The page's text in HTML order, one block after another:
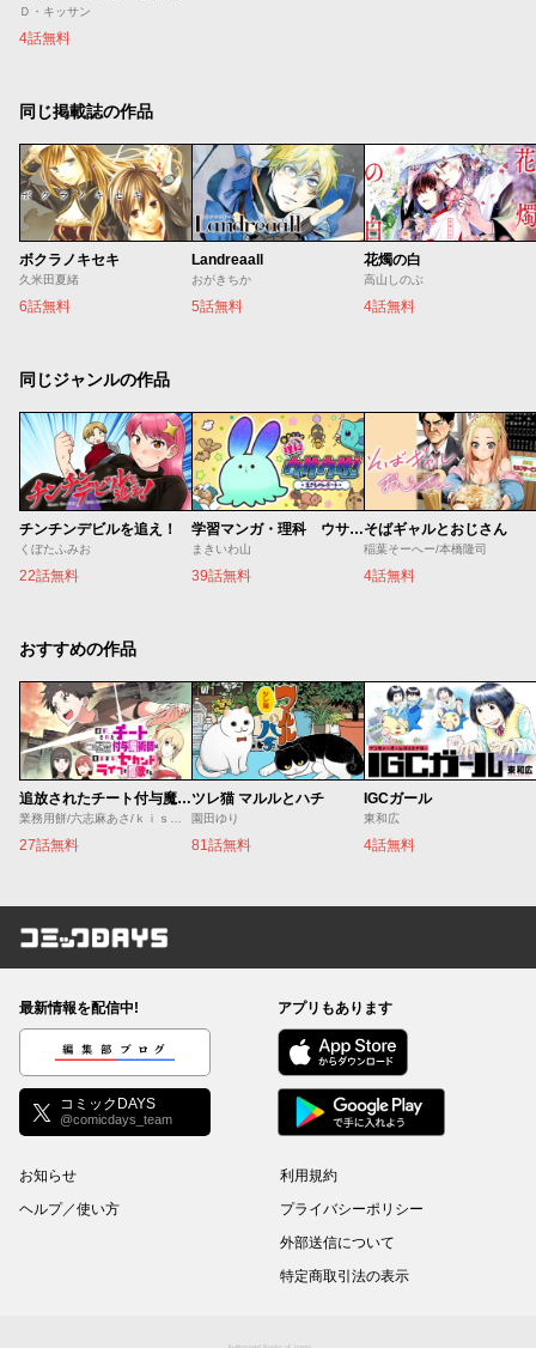
Ｄ・キッサン
4話無料
同じ掲載誌の作品
ボクラノキセキ
久米田夏緒
6話無料
Landreaall
おがきちか
5話無料
花燭の白
高山しのぶ
4話無料
同じジャンルの作品
チンチンデビルを追え！
くぼたふみお
22話無料
学習マンガ・理科 ウサウサ！
まきいわ山
39話無料
そばギャルとおじさん
稲葉そーへー/本橋隆司
4話無料
おすすめの作品
追放されたチート付与魔術師は気ままなセカンドライフを謳歌する。 ～俺は武器だけじゃなく、あらゆるものに『強化ポイント』を付与できるし、俺の意思でいつでも効果を解除できるけど、残った人たち大丈夫？～
業務用餅/六志麻あさ/ｋｉｓｕｉ
27話無料
ツレ猫 マルルとハチ
園田ゆり
81話無料
IGCガール
東和広
4話無料
コミックDAYS
最新情報を配信中!
編集部ブログ
コミックDAYS
@comicdays_team
アプリもあります
お知らせ
ヘルプ／使い方
利用規約
プライバシーポリシー
外部送信について
特定商取引法の表示